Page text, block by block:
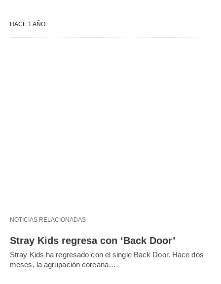
HACE 1 AÑO
NOTICIAS RELACIONADAS
Stray Kids regresa con ‘Back Door’
Stray Kids ha regresado con el single Back Door. Hace dos
meses, la agrupación coreana…